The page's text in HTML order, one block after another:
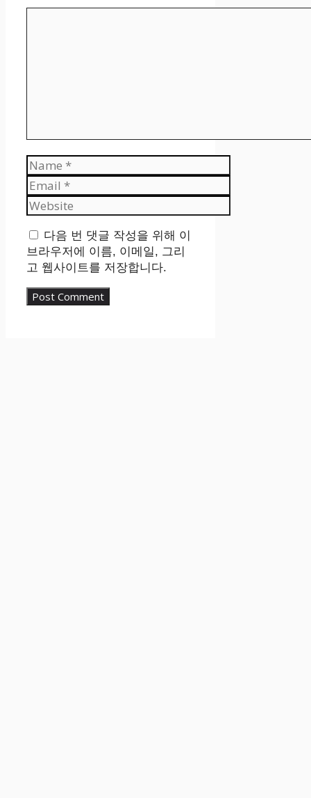
Name
Email
Website
다음 번 댓글 작성을 위해 이
브라우저에 이름, 이메일, 그리
고 웹사이트를 저장합니다.